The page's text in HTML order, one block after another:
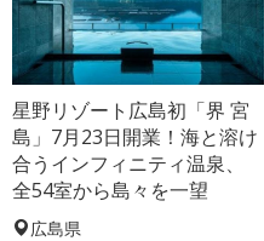
星野リゾート広島初「界 宮
島」7月23日開業！海と溶け
合うインフィニティ温泉、
全54室から島々を一望
広島県